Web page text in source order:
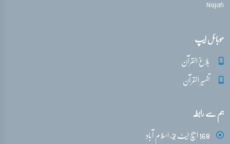
Najafi
موبائل ایپ
بلاغ القرآن
تفسیر القرآن
ہم سے رابطہ
168 ایچ ایٹ 2، اسلام آباد